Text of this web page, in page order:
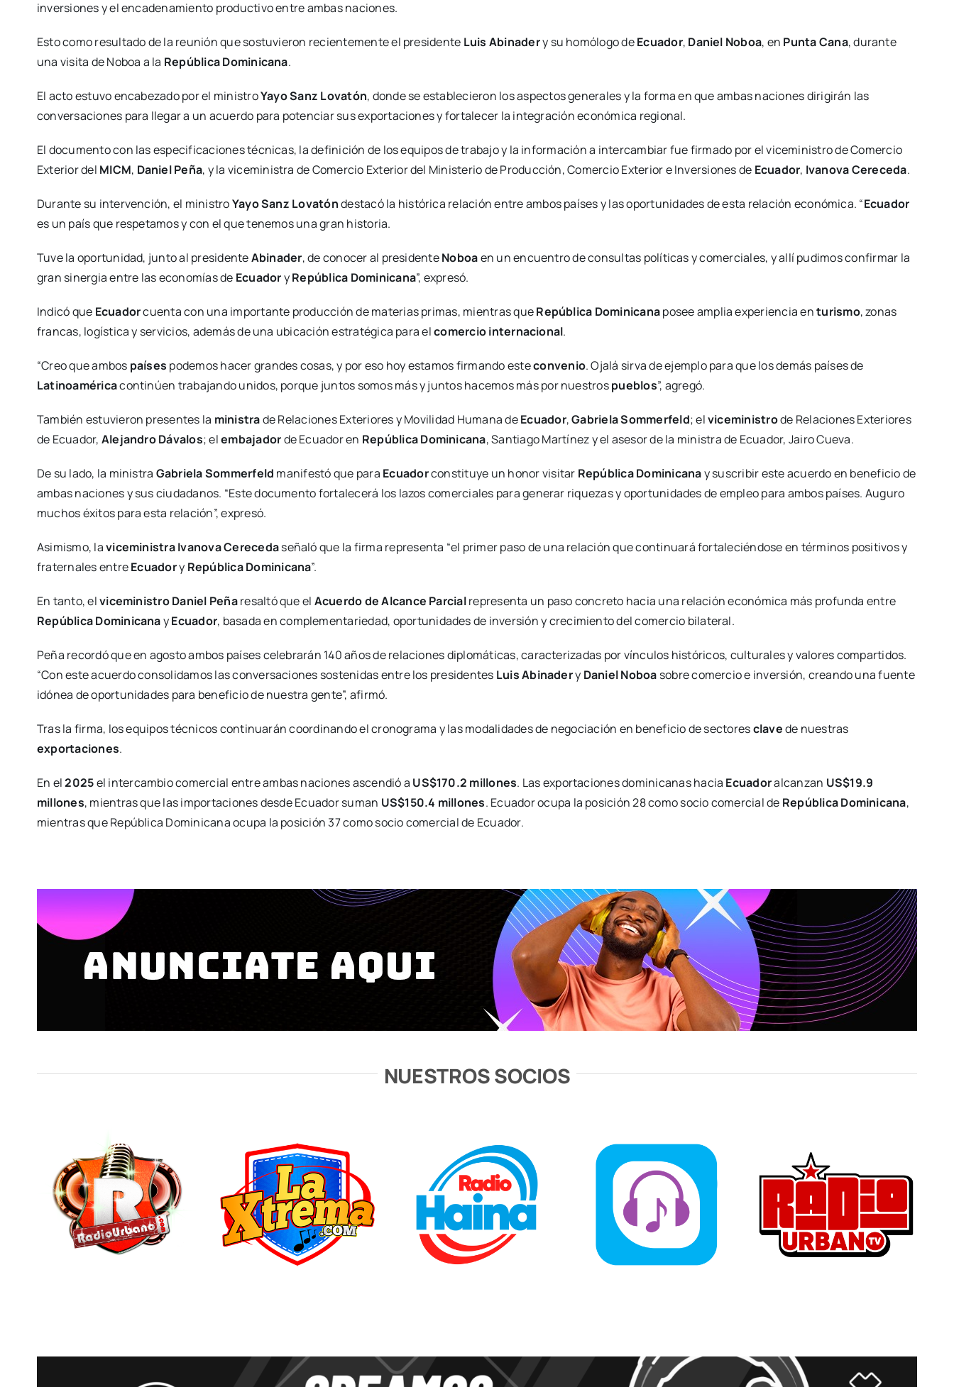
inversiones y el encadenamiento productivo entre ambas naciones.
Esto como resultado de la reunión que sostuvieron recientemente el presidente Luis Abinadery su homólogo deEcuador, Daniel Noboa, en Punta Cana, durante
una visita de Noboa a la República Dominicana.
El acto estuvo encabezado por el ministroYayo Sanz Lovatón, donde se establecieron los aspectos generales y la forma en que ambas naciones dirigirán las
conversaciones para llegar a un acuerdo para potenciar sus exportaciones y fortalecer la integración económica regional.
El documento con las especificaciones técnicas, la definición de los equipos de trabajo y la información a intercambiar fue firmado por el viceministro de Comercio
Exterior del MICM, Daniel Peña, y la viceministra de Comercio Exterior del Ministerio de Producción, Comercio Exterior e Inversiones de Ecuador, Ivanova Cereceda.
Durante su intervención, el ministroYayo Sanz Lovatóndestacó la histórica relación entre ambos países y las oportunidades de esta relación económica. “Ecuador
es un país que respetamos y con el que tenemos una gran historia.
Tuve la oportunidad, junto al presidenteAbinader, de conocer al presidenteNoboaen un encuentro de consultas políticas y comerciales, y allí pudimos confirmar la
gran sinergia entre las economías de EcuadoryRepública Dominicana”, expresó.
Indicó que Ecuadorcuenta con una importante producción de materias primas, mientras queRepública Dominicanaposee amplia experiencia enturismo, zonas
francas, logística y servicios, además de una ubicación estratégica para elcomercio internacional.
“Creo que ambos países podemos hacer grandes cosas, y por eso hoy estamos firmando esteconvenio. Ojalá sirva de ejemplo para que los demás países de
Latinoaméricacontinúen trabajando unidos, porque juntos somos más y juntos hacemos más por nuestrospueblos”, agregó.
También estuvieron presentes la ministrade Relaciones Exteriores y Movilidad Humana deEcuador,Gabriela Sommerfeld; elviceministrode Relaciones Exteriores
de Ecuador, Alejandro Dávalos; elembajadorde Ecuador en República Dominicana, Santiago Martínez y el asesor de la ministra de Ecuador, Jairo Cueva.
De su lado, la ministra Gabriela Sommerfeld manifestó que para Ecuadorconstituye un honor visitar República Dominicanay suscribir este acuerdo en beneficio de
ambas naciones y sus ciudadanos. “Este documento fortalecerá los lazos comerciales para generar riquezas y oportunidades de empleo para ambos países. Auguro
muchos éxitos para esta relación”, expresó.
Asimismo, laviceministraIvanova Cerecedaseñaló que la firma representa “el primer paso de una relación que continuará fortaleciéndose en términos positivos y
fraternales entreEcuadory República Dominicana”.
En tanto, elviceministroDaniel Peñaresaltó que el Acuerdo de Alcance Parcialrepresenta un paso concreto hacia una relación económica más profunda entre
República DominicanayEcuador, basada en complementariedad, oportunidades de inversión y crecimiento del comercio bilateral.
Peña recordó que en agosto ambos países celebrarán 140 años de relaciones diplomáticas, caracterizadas por vínculos históricos, culturales y valores compartidos.
“Con este acuerdo consolidamos las conversaciones sostenidas entre los presidentes Luis Abinadery Daniel Noboa sobre comercio e inversión, creando una fuente
idónea de oportunidades para beneficio de nuestra gente”, afirmó.
Tras la firma, los equipos técnicos continuarán coordinando el cronograma y las modalidades de negociación en beneficio de sectoresclavede nuestras
exportaciones.
En el2025el intercambio comercial entre ambas naciones ascendió a US$170.2 millones. Las exportaciones dominicanas hacia Ecuadoralcanzan US$19.9
millones, mientras que las importaciones desde Ecuador suman US$150.4 millones. Ecuador ocupa la posición 28 como socio comercial de República Dominicana,
mientras que República Dominicana ocupa la posición 37 como socio comercial de Ecuador.
NUESTROS SOCIOS